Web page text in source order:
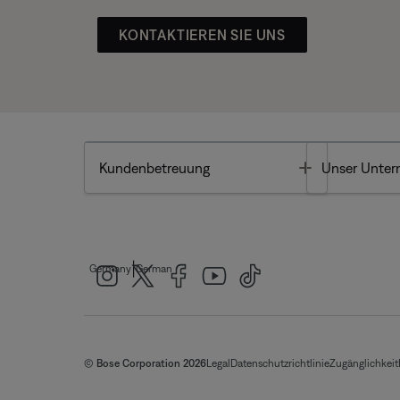
KONTAKTIEREN SIE UNS
Kundenbetreuung Toggle
Unser
Germany|German
© Bose Corporation 2026Legal DatenschutzrichtlinieZugänglichkeit